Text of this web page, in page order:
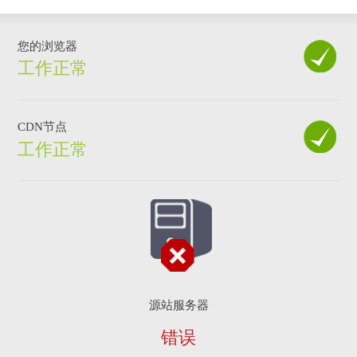
您的浏览器
工作正常
CDN节点
工作正常
源站服务器
错误